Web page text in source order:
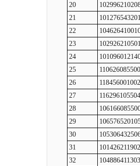
20
21
22
23
24
25
26
27
28
29
30
31
32